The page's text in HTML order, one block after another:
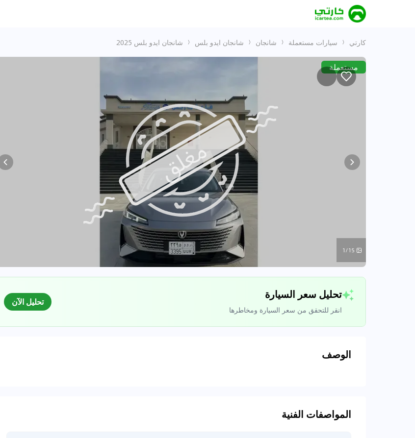
كارتي سيارات مستعملة شانجان شانجان ايدو بلس شانجان ايدو بلس 2025
مستعملة
1/15
تحليل سعر السيارة
انقر للتحقق من سعر السيارة ومخاطرها
تحليل الآن
الوصف
المواصفات الفنية